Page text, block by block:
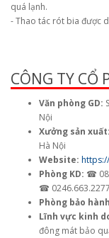
quá lạnh.
- Thao tác rót bia được
CÔNG TY CỔ
Văn phòng GD:
Nội
Xưởng sản xuất:
Hà Nội
Website:
Phòng KD: ☎
☎ 0246.663.2277
Phòng bảo
Lĩnh vực kinh
đông mát bảo